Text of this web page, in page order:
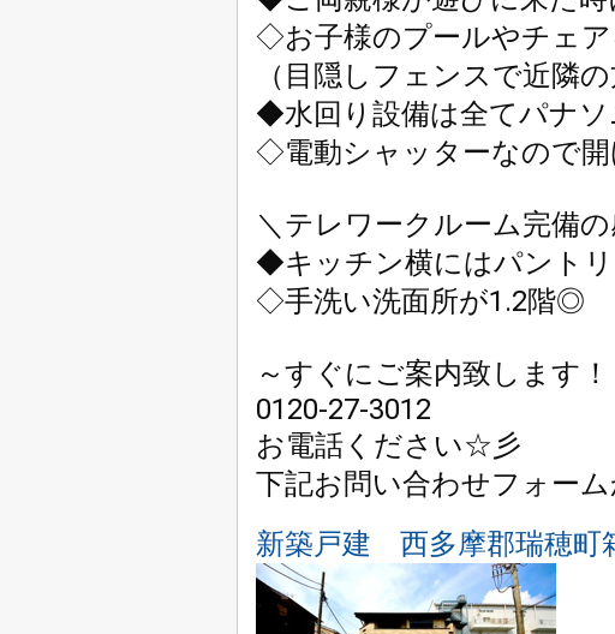
◇お子様のプールやチェ
（目隠しフェンスで近隣
◆水回り設備は全てパナソ
◇電動シャッターなので開
＼テレワークルーム完備
◆キッチン横にはパント
◇手洗い洗面所が1.2階◎
～すぐにご案内致します！
0120-27-3012
お電話ください☆彡
下記お問い合わせフォー
新築戸建 西多摩郡瑞穂